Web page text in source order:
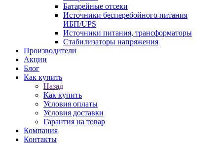
Батарейные отсеки
Источники бесперебойного питания
ИБП/UPS
Источники питания, трансформаторы
Стабилизаторы напряжения
Производители
Акции
Блог
Как купить
Назад
Как купить
Условия оплаты
Условия доставки
Гарантия на товар
Компания
Контакты